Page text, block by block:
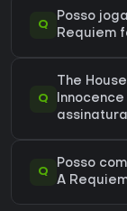
Q
Posso
Requiem
Q
The
Q
Posso
A